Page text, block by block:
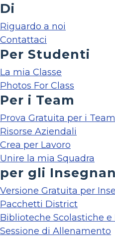
Di
Riguardo a noi
Contattaci
Per Studenti
La mia Classe
Photos For Class
Per i Team
Prova Gratuita per i Team
Risorse Aziendali
Crea per Lavoro
Unire la mia Squadra
per gli
Versione Gratuita per
Pacchetti District
Biblioteche Scolastiche
Sessione di Allenamento